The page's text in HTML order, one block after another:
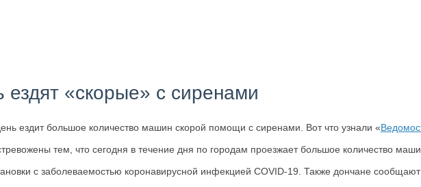
«скорые» с сиренами
ездит большое количество машин скорой помощи с сиренами. Вот что узнали «
тем, что сегодня в течение дня по городам проезжает большое количество
с заболеваемостью коронавирусной инфекцией COVID-19. Также дончане